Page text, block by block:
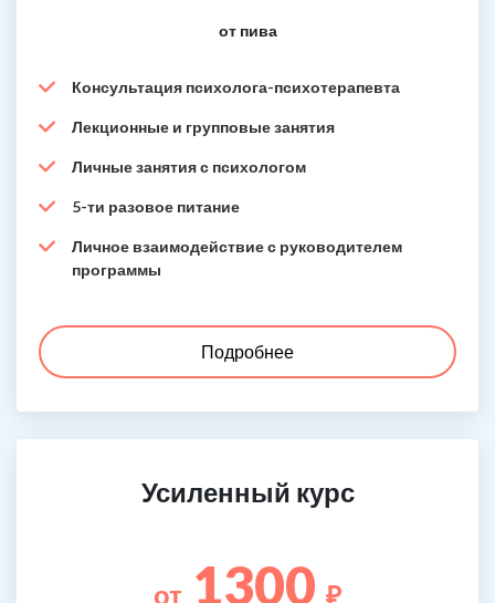
от пива
Консультация психолога-психотерапевта
Лекционные и групповые занятия
Личные занятия с психологом
5-ти разовое питание
Личное взаимодействие с руководителем
программы
Подробнее
Усиленный курс
от 1300 ₽